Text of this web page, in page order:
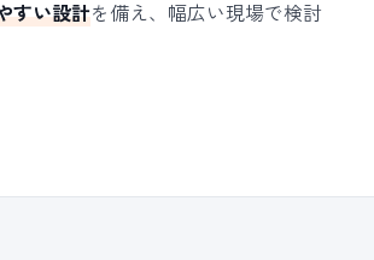
すい設計を備え、幅広い現場で検討